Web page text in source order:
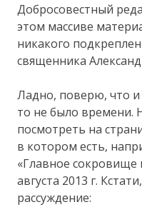
Добросовестный
этом массиве
никакого
священника
Ладно, поверю, что и
то не было времени.
посмотреть на
в котором есть,
«Главное
августа 2013 г.
рассуждение: